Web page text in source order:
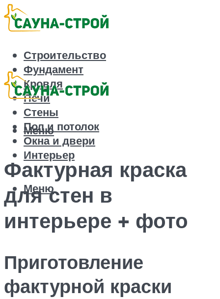
Строительство
Фундамент
Кровля
Печи
Стены
Пол и потолок
Окна и двери
Интерьер
Меню
Меню
Фактурная краска
для стен в
интерьере + фото
Приготовление
фактурной краски